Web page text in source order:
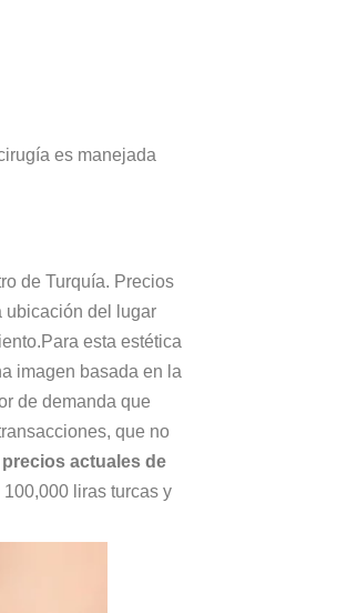
es manejada
de Turquía. Precios
ubicación del lugar
esta estética
imagen basada en la
de demanda que
que no
precios actuales de
liras turcas y